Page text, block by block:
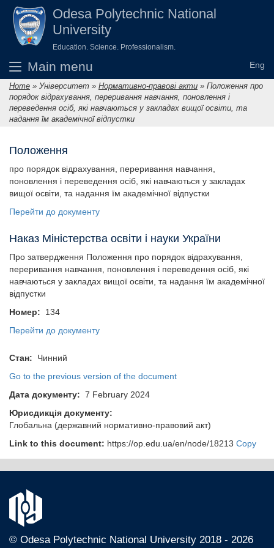
Skip to main contentOdesа Polytechnic National
University
Education. Science. Professionalism.
Main menu
You are here
Home » Університет » Нормативно-правові акти » Положення про
порядок відрахування, переривання навчання, поновлення і
переведення осіб, які навчаються у закладах вищої освіти, та
надання їм академічної відпустки
Положення
про порядок відрахування, переривання навчання,
поновлення і переведення осіб, які навчаються у закладах
вищої освіти, та надання їм академічної відпустки
Перейти до документу
Наказ Міністерства освіти і науки України
Про затвердження Положення про порядок відрахування,
переривання навчання, поновлення і переведення осіб, які
навчаються у закладах вищої освіти, та надання їм академічної
відпустки
Номер: 134
Перейти до документу
Стан: Чинний
Go to the previous version of the document
Дата документу: 7 February 2024
Юрисдикція документу:
Глобальна (державний нормативно-правовий акт)
Link to this document: https://op.edu.ua/en/node/18213 Copy
© Odesа Polytechnic National University 2018 - 2026